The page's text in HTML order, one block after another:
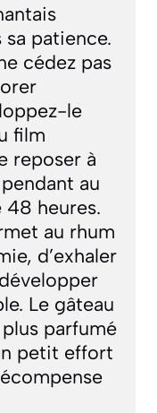
patience.
cédez pas
le
film
reposer à
au
48 heures.
au rhum
d’exhaler
Le gâteau
parfumé
petit effort